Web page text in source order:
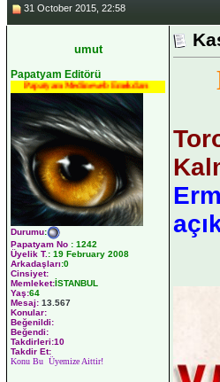
31 October 2015, 22:58
umut
Papatyam Editörü
Papatyam Medineweb Emekdarı
Durumu:
Papatyam No : 1242
Üyelik T.: 19 February 2008
Arkadaşları:0
Cinsiyet:
Memleket:İSTANBUL
Yaş:64
Mesaj: 13.567
Konular:
Beğenildi:
Beğendi:
Takdirleri:10
Takdir Et:
Konu Bu Üyemize Aittir!